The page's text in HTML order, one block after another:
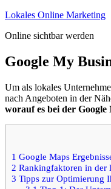
Zum
springen
Lokales Online Marketing
Online sichtbar werden
Google My
Um als lokales
nach Angeboten in der
worauf es bei der
1 Google Maps
2 Rankingfaktoren in der
3 Tipps zur Optimierung